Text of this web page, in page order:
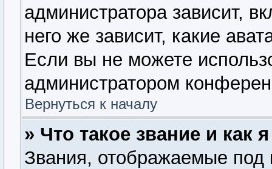
администратора зависит,
него же зависит, какие
Если вы не можете
администратором
Вернуться к началу
» Что такое звание и как
Звания, отображаемые